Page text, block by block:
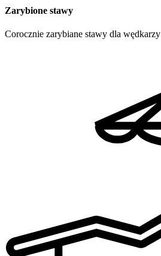
Zarybione stawy
Corocznie zarybiane stawy dla wędkarzy